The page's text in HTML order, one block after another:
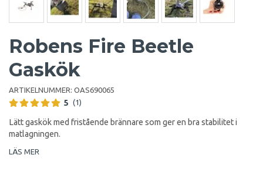
Robens Fire Beetle
Gaskök
ARTIKELNUMMER: OAS690065
5 (1)
Lätt gaskök med fristående brännare som ger en bra stabilitet i
matlagningen.
LÄS MER